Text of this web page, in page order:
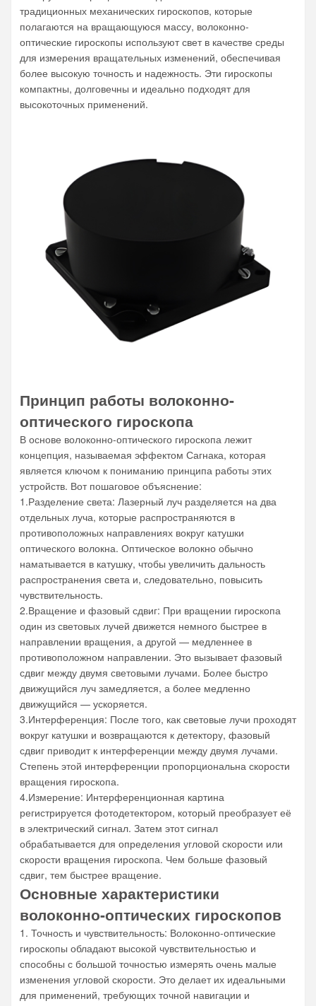
традиционных механических гироскопов, которые
полагаются на вращающуюся массу, волоконно-
оптические гироскопы используют свет в качестве среды
для измерения вращательных изменений, обеспечивая
более высокую точность и надежность. Эти гироскопы
компактны, долговечны и идеально подходят для
высокоточных применений.
Принцип работы волоконно-
оптического гироскопа
В основе волоконно-оптического гироскопа лежит
концепция, называемая эффектом Сагнака, которая
является ключом к пониманию принципа работы этих
устройств. Вот пошаговое объяснение:
1.Разделение света: Лазерный луч разделяется на два
отдельных луча, которые распространяются в
противоположных направлениях вокруг катушки
оптического волокна. Оптическое волокно обычно
наматывается в катушку, чтобы увеличить дальность
распространения света и, следовательно, повысить
чувствительность.
2.Вращение и фазовый сдвиг: При вращении гироскопа
один из световых лучей движется немного быстрее в
направлении вращения, а другой — медленнее в
противоположном направлении. Это вызывает фазовый
сдвиг между двумя световыми лучами. Более быстро
движущийся луч замедляется, а более медленно
движущийся — ускоряется.
3.Интерференция: После того, как световые лучи проходят
вокруг катушки и возвращаются к детектору, фазовый
сдвиг приводит к интерференции между двумя лучами.
Степень этой интерференции пропорциональна скорости
вращения гироскопа.
4.Измерение: Интерференционная картина
регистрируется фотодетектором, который преобразует её
в электрический сигнал. Затем этот сигнал
обрабатывается для определения угловой скорости или
скорости вращения гироскопа. Чем больше фазовый
сдвиг, тем быстрее вращение.
Основные характеристики
волоконно-оптических гироскопов
1. Точность и чувствительность: Волоконно-оптические
гироскопы обладают высокой чувствительностью и
способны с большой точностью измерять очень малые
изменения угловой скорости. Это делает их идеальными
для применений, требующих точной навигации и